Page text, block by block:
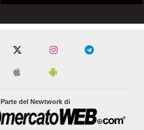
Parte del Newtwork di